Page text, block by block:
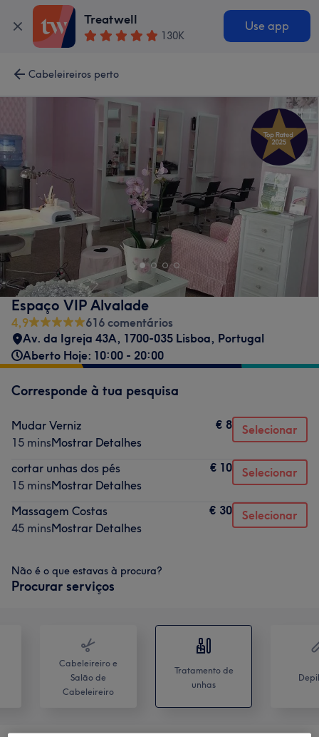
Treatwell
130K
Use app
Cabeleireiros perto
Espaço VIP Alvalade
4,9
616 comentários
Av. da Igreja 43A, 1700-035 Lisboa, Portugal
Aberto Hoje: 10:00 - 20:00
Corresponde à tua pesquisa
Mudar Verniz
15 minsMostrar Detalhes
€ 8 Selecionar
cortar unhas dos pés
15 minsMostrar Detalhes
€ 10 Selecionar
Massagem Costas
45 minsMostrar Detalhes
€ 30 Selecionar
Não é o que estavas à procura?
Procurar serviços
Cabeleireiro e
Salão de
Cabeleireiro
Tratamento de
unhas